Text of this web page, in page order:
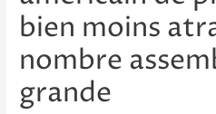
bien moins
nombre
grande